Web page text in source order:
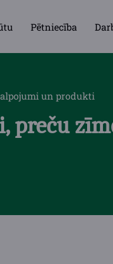
Pētniecība
un produkti
preču